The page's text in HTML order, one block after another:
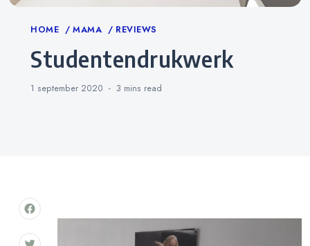
Categories
HOME MAMA REVIEWS
Studentendrukwerk
1 september 2020 3 mins read